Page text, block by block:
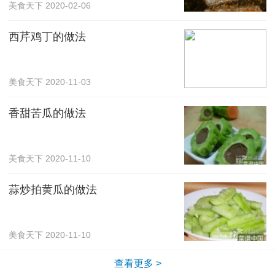
美食天下 2020-02-06
西芹鸡丁的做法
美食天下 2020-11-03
香甜苦瓜的做法
美食天下 2020-11-10
蒜炒拍黄瓜的做法
美食天下 2020-11-10
查看更多 >